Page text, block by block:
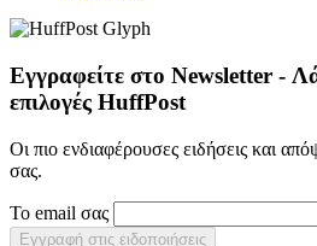
Εγγραφείτε στο Newsletter -
επιλογές HuffPost
Οι πιο ενδιαφέρουσες ειδήσεις και
σας.
Το email σας
Εγγραφή στις ειδοποιήσεις